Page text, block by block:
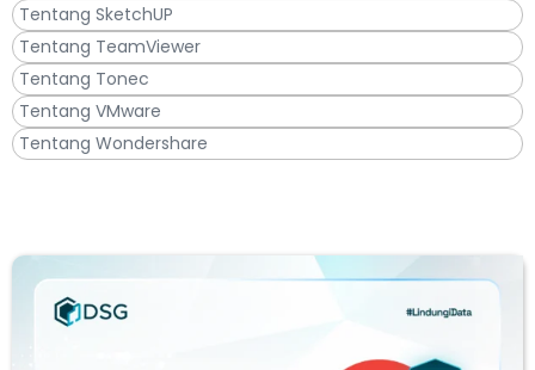
Tentang SketchUP
Tentang TeamViewer
Tentang Tonec
Tentang VMware
Tentang Wondershare